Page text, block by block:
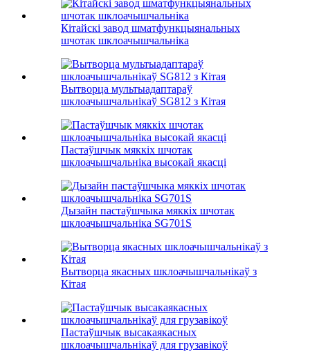
Кітайскі завод шматфункцыянальных
шчотак шклоачышчальніка
Вытворца мультыадаптараў
шклоачышчальнікаў SG812 з Кітая
Пастаўшчык мяккіх шчотак
шклоачышчальніка высокай якасці
Дызайн пастаўшчыка мяккіх шчотак
шклоачышчальніка SG701S
Вытворца якасных шклоачышчальнікаў з
Кітая
Пастаўшчык высакаякасных
шклоачышчальнікаў для грузавікоў